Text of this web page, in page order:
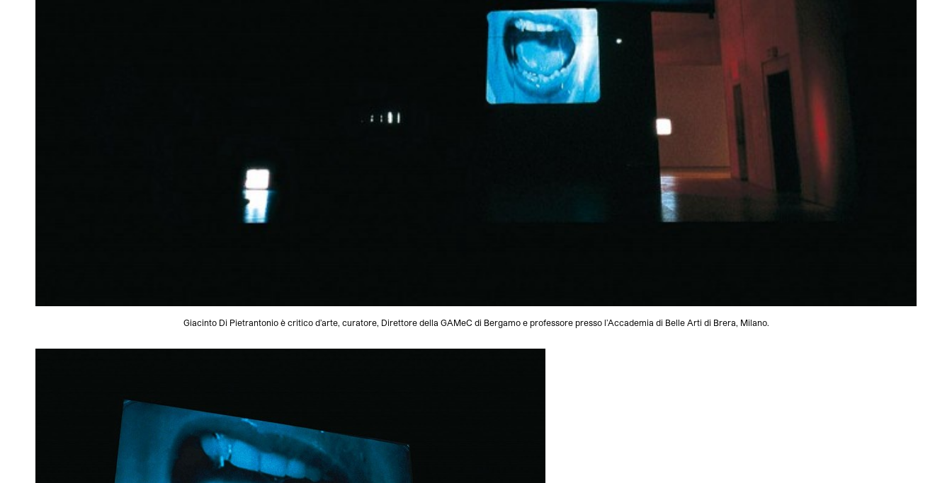
Giacinto Di Pietrantonio è critico d’arte, curatore, Direttore della GAMeC di Bergamo e professore presso l’Accademia di Belle Arti di Brera, Milano.